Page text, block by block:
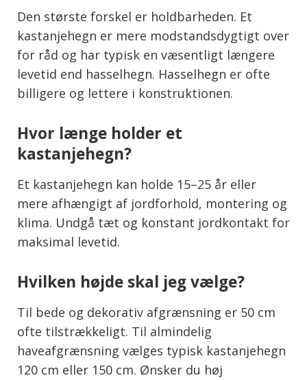
Den største forskel er holdbarheden. Et
kastanjehegn er mere modstandsdygtigt over
for råd og har typisk en væsentligt længere
levetid end hasselhegn. Hasselhegn er ofte
billigere og lettere i konstruktionen.
Hvor længe holder et
kastanjehegn?
Et kastanjehegn kan holde 15–25 år eller
mere afhængigt af jordforhold, montering og
klima. Undgå tæt og konstant jordkontakt for
maksimal levetid.
Hvilken højde skal jeg vælge?
Til bede og dekorativ afgrænsning er 50 cm
ofte tilstrækkeligt. Til almindelig
haveafgrænsning vælges typisk kastanjehegn
120 cm eller 150 cm. Ønsker du høj